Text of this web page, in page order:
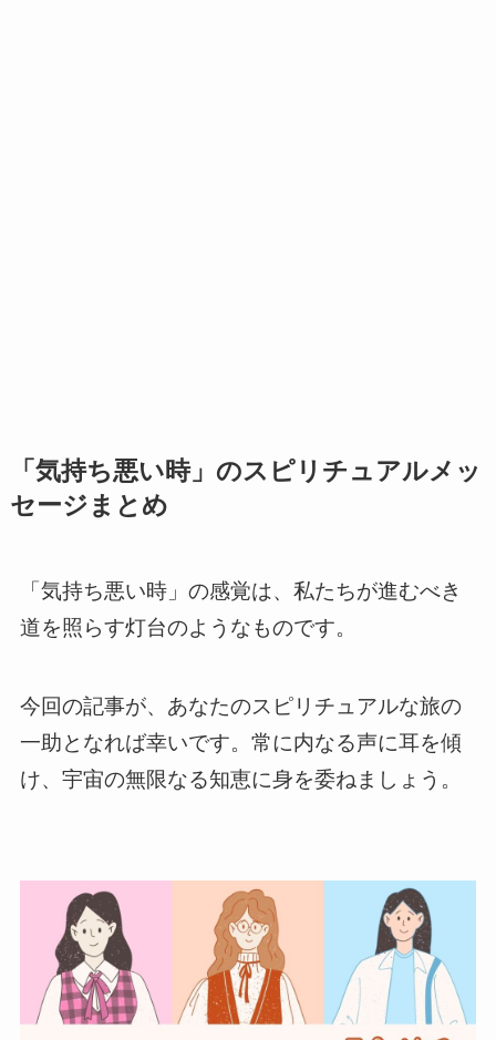
「気持ち悪い時」のスピリチュアルメッ
セージまとめ
「気持ち悪い時」の感覚は、私たちが進むべき
道を照らす灯台のようなものです。
今回の記事が、あなたのスピリチュアルな旅の
一助となれば幸いです。常に内なる声に耳を傾
け、宇宙の無限なる知恵に身を委ねましょう。